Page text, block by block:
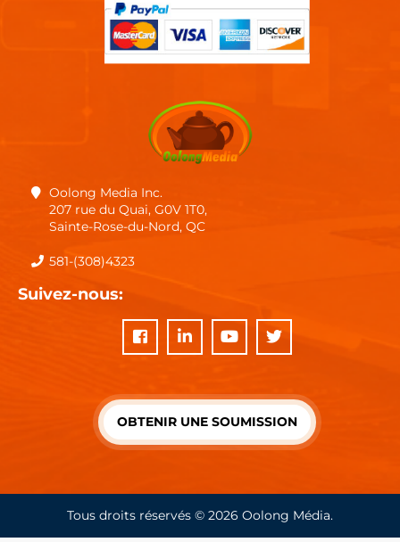
Oolong Media Inc.
207 rue du Quai, G0V 1T0,
Sainte-Rose-du-Nord, QC
581-(308)4323
Suivez-nous:
OBTENIR UNE SOUMISSION
Tous droits réservés © 2026 Oolong Média.